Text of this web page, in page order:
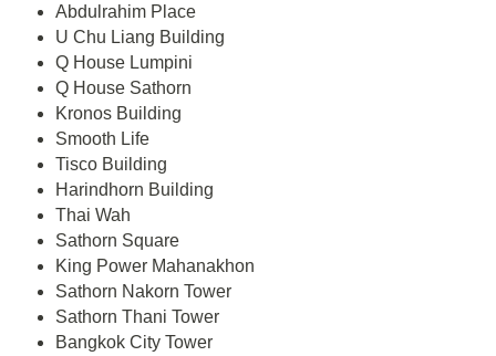
Abdulrahim Place
U Chu Liang Building
Q House Lumpini
Q House Sathorn
Kronos Building
Smooth Life
Tisco Building
Harindhorn Building
Thai Wah
Sathorn Square
King Power Mahanakhon
Sathorn Nakorn Tower
Sathorn Thani Tower
Bangkok City Tower